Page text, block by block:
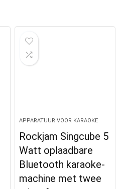
APPARATUUR VOOR KARAOKE
Rockjam Singcube 5
Watt oplaadbare
Bluetooth karaoke-
machine met twee